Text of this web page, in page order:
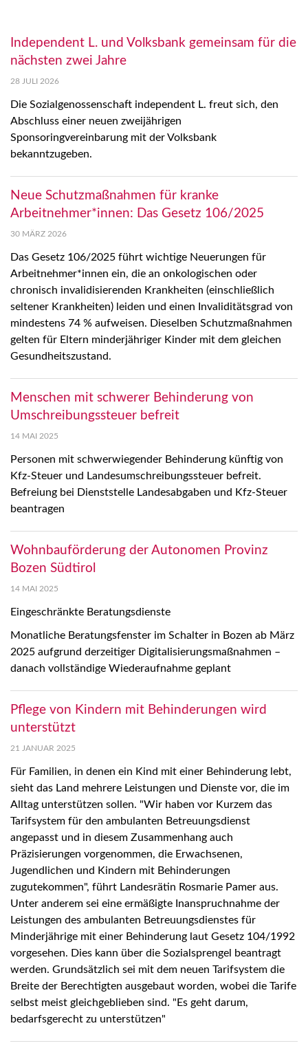
Independent L. und Volksbank gemeinsam für die
nächsten zwei Jahre
28 JULI 2026
Die Sozialgenossenschaft independent L. freut sich, den
Abschluss einer neuen zweijährigen
Sponsoringvereinbarung mit der Volksbank
bekanntzugeben.
Neue Schutzmaßnahmen für kranke
Arbeitnehmer*innen: Das Gesetz 106/2025
30 MÄRZ 2026
Das Gesetz 106/2025 führt wichtige Neuerungen für
Arbeitnehmer*innen ein, die an onkologischen oder
chronisch invalidisierenden Krankheiten (einschließlich
seltener Krankheiten) leiden und einen Invaliditätsgrad von
mindestens 74 % aufweisen. Dieselben Schutzmaßnahmen
gelten für Eltern minderjähriger Kinder mit dem gleichen
Gesundheitszustand.
Menschen mit schwerer Behinderung von
Umschreibungssteuer befreit
14 MAI 2025
Personen mit schwerwiegender Behinderung künftig von
Kfz-Steuer und Landesumschreibungssteuer befreit.
Befreiung bei Dienststelle Landesabgaben und Kfz-Steuer
beantragen
Wohnbauförderung der Autonomen Provinz
Bozen Südtirol
14 MAI 2025
Eingeschränkte Beratungsdienste
Monatliche Beratungsfenster im Schalter in Bozen ab März
2025 aufgrund derzeitiger Digitalisierungsmaßnahmen –
danach vollständige Wiederaufnahme geplant
Pflege von Kindern mit Behinderungen wird
unterstützt
21 JANUAR 2025
Für Familien, in denen ein Kind mit einer Behinderung lebt,
sieht das Land mehrere Leistungen und Dienste vor, die im
Alltag unterstützen sollen. "Wir haben vor Kurzem das
Tarifsystem für den ambulanten Betreuungsdienst
angepasst und in diesem Zusammenhang auch
Präzisierungen vorgenommen, die Erwachsenen,
Jugendlichen und Kindern mit Behinderungen
zugutekommen", führt Landesrätin Rosmarie Pamer aus.
Unter anderem sei eine ermäßigte Inanspruchnahme der
Leistungen des ambulanten Betreuungsdienstes für
Minderjährige mit einer Behinderung laut Gesetz 104/1992
vorgesehen. Dies kann über die Sozialsprengel beantragt
werden. Grundsätzlich sei mit dem neuen Tarifsystem die
Breite der Berechtigten ausgebaut worden, wobei die Tarife
selbst meist gleichgeblieben sind. "Es geht darum,
bedarfsgerecht zu unterstützen"